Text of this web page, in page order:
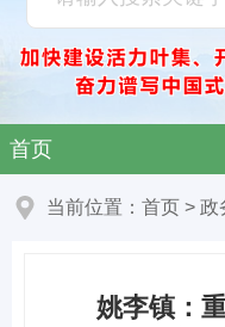
首页
当前位置： 首页 > 政
姚李镇：